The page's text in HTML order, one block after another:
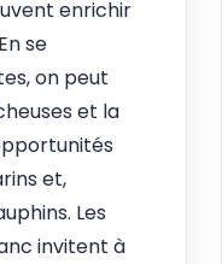
enrichir
se
on peut
et la
et,
Les
invitent à